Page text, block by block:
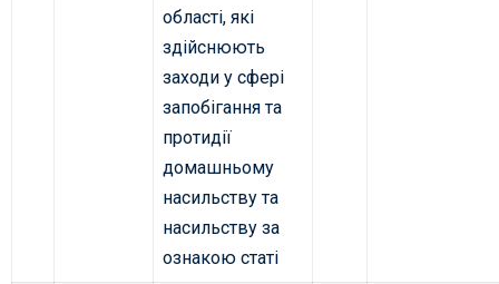
області, які
здійснюють
заходи у сфері
запобігання та
протидії
домашньому
насильству та
насильству за
ознакою статі